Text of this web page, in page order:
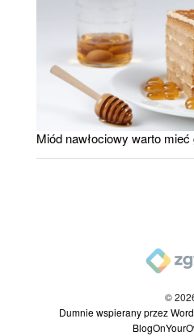
Miód nawłociowy warto
©
Dumnie wspierany przez